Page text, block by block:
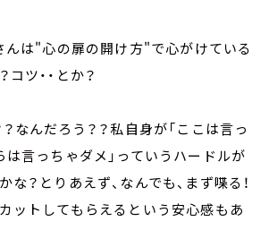
んは"心の扉の開け方"で心がけている
ツ・・とか？
なんだろう？？私自身が「ここは言っ
は言っちゃダメ」っていうハードルが
？とりあえず、なんでも、まず喋る！
ットしてもらえるという安心感もあ